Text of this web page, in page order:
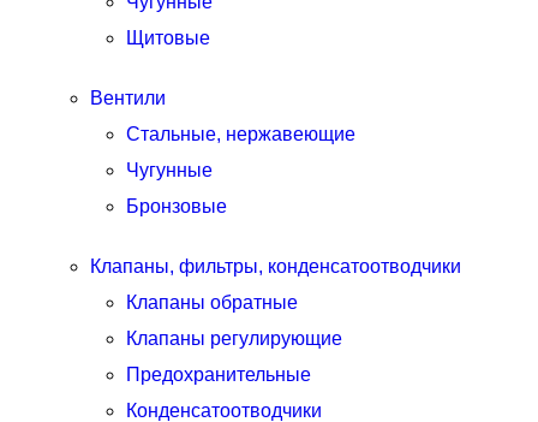
Щитовые
Вентили
Стальные, нержавеющие
Чугунные
Бронзовые
Клапаны, фильтры, конденсатоотводчики
Клапаны обратные
Клапаны регулирующие
Предохранительные
Конденсатоотводчики